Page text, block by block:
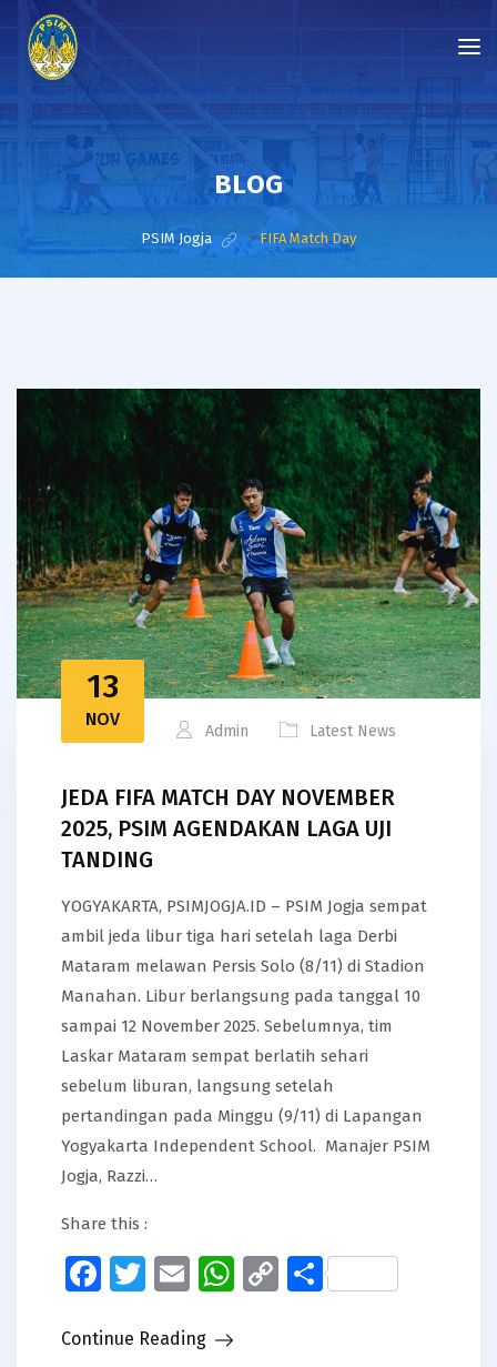
BLOG
PSIM Jogja >FIFA Match Day
13
NOV
Admin Latest News
JEDA FIFA MATCH DAY NOVEMBER
2025, PSIM AGENDAKAN LAGA UJI
TANDING
YOGYAKARTA, PSIMJOGJA.ID – PSIM Jogja sempat
ambil jeda libur tiga hari setelah laga Derbi
Mataram melawan Persis Solo (8/11) di Stadion
Manahan. Libur berlangsung pada tanggal 10
sampai 12 November 2025. Sebelumnya, tim
Laskar Mataram sempat berlatih sehari
sebelum liburan, langsung setelah
pertandingan pada Minggu (9/11) di Lapangan
Yogyakarta Independent School. Manajer PSIM
Jogja, Razzi…
Share this :
Facebook
Twitter
EmailWhatsApp
CopyShare
Continue Reading